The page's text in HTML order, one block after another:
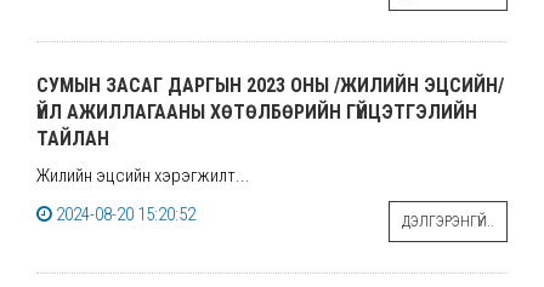
СУМЫН ЗАСАГ ДАРГЫН 2023 ОНЫ /ЖИЛИЙН ЭЦСИЙН/
ҮЙЛ АЖИЛЛАГААНЫ ХӨТӨЛБӨРИЙН ГҮЙЦЭТГЭЛИЙН
ТАЙЛАН
Жилийн эцсийн хэрэгжилт...
2024-08-20 15:20:52
ДЭЛГЭРЭНГҮЙ..